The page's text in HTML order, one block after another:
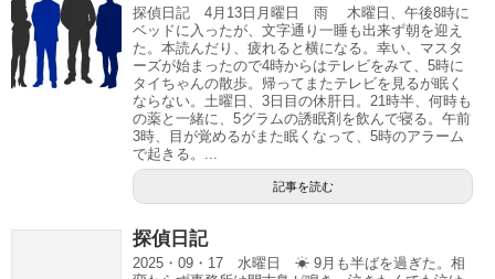
探偵日記 4月13日月曜日 雨 木曜日、午後8時に
ベッドに入ったが、文字通り一睡も出来ず朝を迎え
た。本読んだり、疲れると横になる。幸い、マスタ
ーズが始まったので4時からはテレビをみて、5時に
タイちゃんの散歩。帰ってまたテレビを見るが眠く
ならない。土曜日、3日目の休肝日。21時半、何時も
の薬と一緒に、5グラムの誘眠剤を飲んで寝る。午前
3時、目が覚めるがまた眠くなって、5時のアラーム
で起きる。...
記事を読む
探偵日記
2025・09・17 水曜日 ☀ 9月も半ばを過ぎた。相